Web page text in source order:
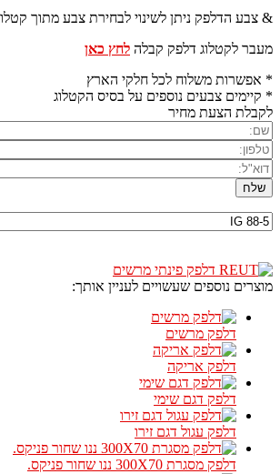
& צבע הדלפק ניתן לשינוי לבחירת צבע מתוך
מעבר לקטלוג דלפק קבלה לחץ כאן
* אפשרות משלוח לכל חלקי הארץ
* קיימים צבעים נוספים על בסיס הקטלוג
לקבלת הצעת מחיר
מוצרים נוספים שעשויים לעניין אותך:
דלפק מרשים
דלפק אריקה
דלפק דגם שימי
דלפק עגול דגם זירו
דלפק מסגרת 300X70 ננו שחור פניקס.